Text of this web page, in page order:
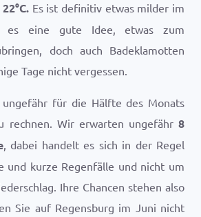
22°C. Es ist definitiv etwas milder im
es eine gute Idee, etwas zum
doch auch Badeklamotten
Tage nicht vergessen.
ungefähr für die Hälfte des Monats
rechnen. Wir erwarten ungefähr 8
, dabei handelt es sich in der Regel
und kurze Regenfälle und nicht um
Ihre Chancen stehen also
Sie auf Regensburg im Juni nicht